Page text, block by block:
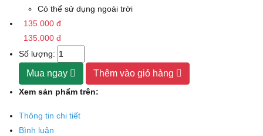
Có thể sử dụng ngoài trời
135.000 đ
135.000 đ
Số lượng:
Mua ngay Thêm vào giỏ hàng
Xem sản phẩm trên:
Thông tin chi tiết
Bình luận